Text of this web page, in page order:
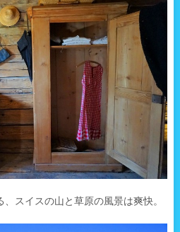
スイスの山と草原の風景は爽快。